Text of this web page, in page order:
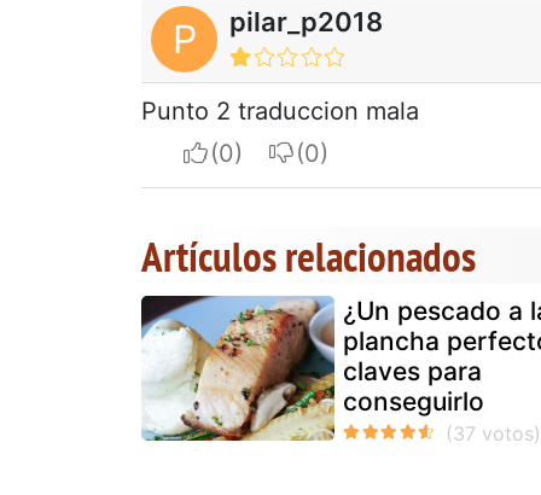
P pilar_p2018
Punto 2 traduccion mala
I apreciateI do not appreciate
Artículos relacionados
¿Un pescado a
plancha
claves para
conseguirlo